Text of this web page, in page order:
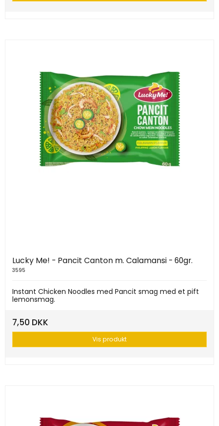
Lucky Me! - Pancit Canton m. Calamansi - 60gr.
3595
Instant Chicken Noodles med Pancit smag med et pift
lemonsmag.
7,50 DKK
Vis produkt